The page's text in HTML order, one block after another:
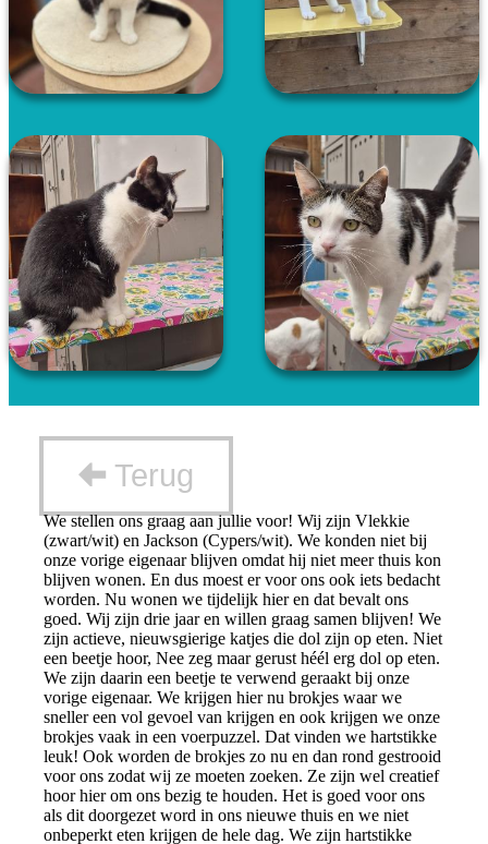
Terug
We stellen ons graag aan jullie voor! Wij zijn Vlekkie
(zwart/wit) en Jackson (Cypers/wit). We konden niet bij
onze vorige eigenaar blijven omdat hij niet meer thuis kon
blijven wonen. En dus moest er voor ons ook iets bedacht
worden. Nu wonen we tijdelijk hier en dat bevalt ons
goed. Wij zijn drie jaar en willen graag samen blijven! We
zijn actieve, nieuwsgierige katjes die dol zijn op eten. Niet
een beetje hoor, Nee zeg maar gerust héél erg dol op eten.
We zijn daarin een beetje te verwend geraakt bij onze
vorige eigenaar. We krijgen hier nu brokjes waar we
sneller een vol gevoel van krijgen en ook krijgen we onze
brokjes vaak in een voerpuzzel. Dat vinden we hartstikke
leuk! Ook worden de brokjes zo nu en dan rond gestrooid
voor ons zodat wij ze moeten zoeken. Ze zijn wel creatief
hoor hier om ons bezig te houden. Het is goed voor ons
als dit doorgezet word in ons nieuwe thuis en we niet
onbeperkt eten krijgen de hele dag. We zijn hartstikke